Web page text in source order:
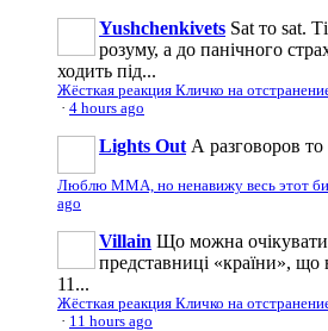
Yushchenkivets Sat то sat.
розуму, а до панічного
ходить під...
Жёсткая реакция Кличко на
· 4 hours ago
Lights Out А разговоров
Люблю ММА, но ненавижу весь этот
ago
Villain Що можна
представниці «країни», що
11...
Жёсткая реакция Кличко на
· 11 hours ago